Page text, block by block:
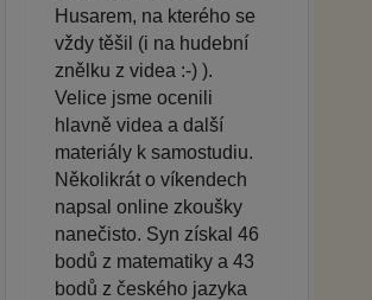
Husarem, na kterého se
vždy těšil (i na hudební
znělku z videa :-) ).
Velice jsme ocenili
hlavně videa a další
materiály k samostudiu.
Několikrát o víkendech
napsal online zkoušky
nanečisto. Syn získal 46
bodů z matematiky a 43
bodů z českého jazyka